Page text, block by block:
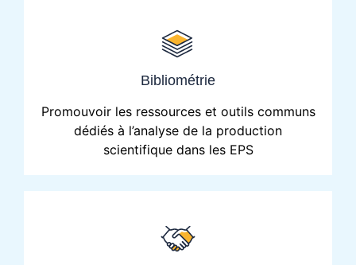
Bibliométrie
Promouvoir les ressources et outils communs
dédiés à l’analyse de la production
scientifique dans les EPS